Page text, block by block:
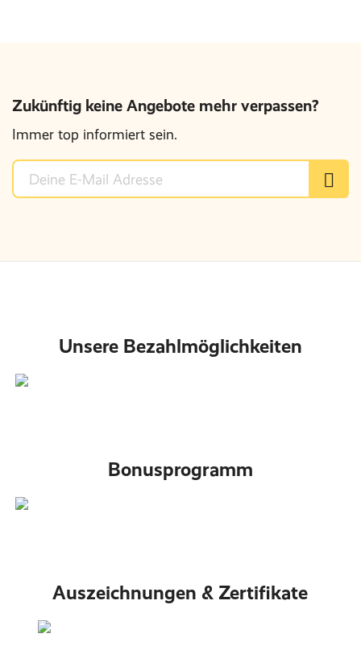
Zukünftig keine Angebote mehr verpassen?
Immer top informiert sein.
Unsere Bezahlmöglichkeiten
Bonusprogramm
Auszeichnungen & Zertifikate